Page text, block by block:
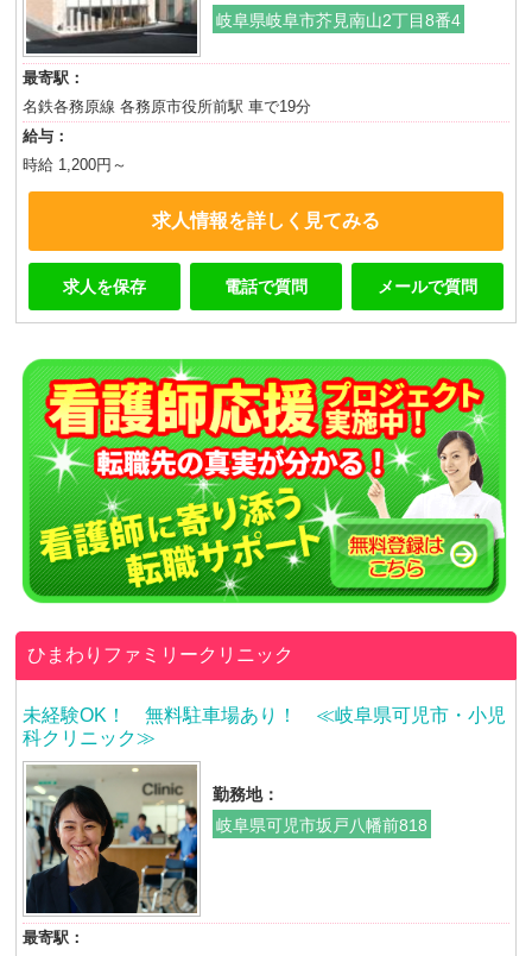
岐阜県岐阜市芥見南山2丁目8番4
最寄駅：
名鉄各務原線 各務原市役所前駅 車で19分
給与：
時給 1,200円～
求人情報を詳しく見てみる
求人を保存 電話で質問 メールで質問
ひまわりファミリークリニック
未経験OK！ 無料駐車場あり！ ≪岐阜県可児市・小児
科クリニック≫
勤務地：
岐阜県可児市坂戸八幡前818
最寄駅：